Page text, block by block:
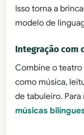
Isso torna a
modelo de
Integração com
Combine o
como música,
de tabuleiro.
músicas